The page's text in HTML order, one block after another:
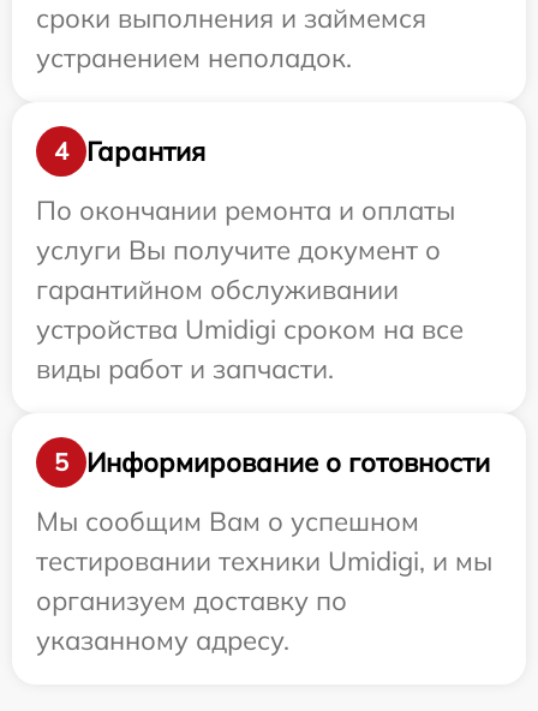
сроки выполнения и займемся
устранением неполадок.
4
Гарантия
По окончании ремонта и оплаты
услуги Вы получите документ о
гарантийном обслуживании
устройства Umidigi сроком на все
виды работ и запчасти.
5
Информирование о готовности
Мы сообщим Вам о успешном
тестировании техники Umidigi, и мы
организуем доставку по
указанному адресу.